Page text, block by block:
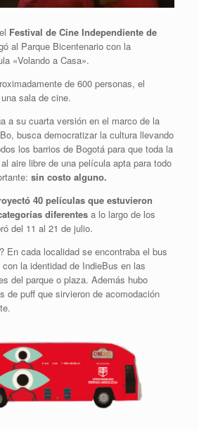
Festival de Cine Independiente de
al Parque Bicentenario con la
«Volando a Casa».
de 600 personas, el
sala de cine.
a su cuarta versión en el marco de la
busca democratizar la cultura llevando
los barrios de Bogotá para que toda la
aire libre de una película apta para todo
sin costo alguno.
40 películas que estuvieron
diferentes a lo largo de los
del 11 al 21 de julio.
En cada localidad se encontraba el bus
la identidad de IndieBus en las
del parque o plaza. Además hubo
de puff que sirvieron de acomodación